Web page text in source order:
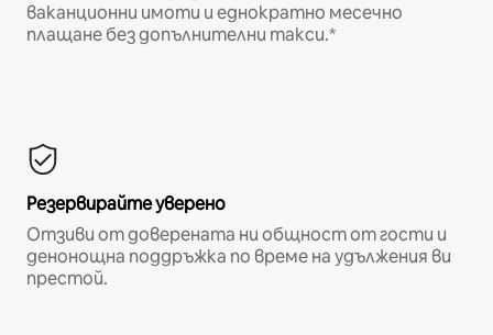
ваканционни имоти и еднократно месечно
плащане без допълнителни такси.*
Резервирайте уверено
Отзиви от доверената ни общност от гости и
денонощна поддръжка по време на удължения ви
престой.